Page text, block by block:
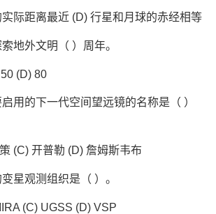
际距离最近 (D) 行星和月球的赤经相等
地外文明（ ）周年。
(D) 80
用的下一代空间望远镜的名称是（ ）
(C) 开普勒 (D) 詹姆斯韦布
星观测组织是（ ）。
(C) UGSS (D) VSP